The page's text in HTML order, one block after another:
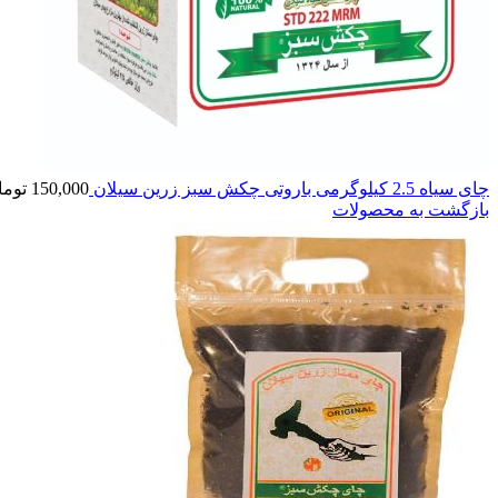
چای سیاه 2.5 کیلوگرمی باروتی چکش سبز زرین سیلان 150,000
بازگشت به محصولات